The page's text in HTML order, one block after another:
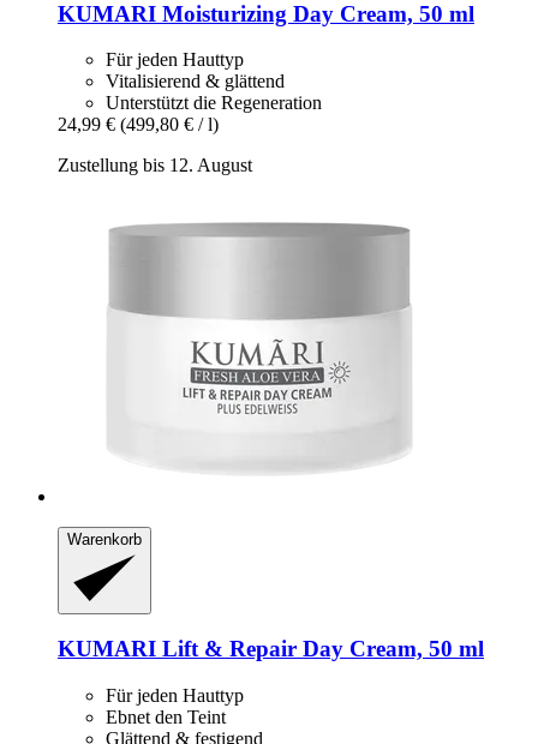
KUMARI Moisturizing Day Cream, 50 ml
Für jeden Hauttyp
Vitalisierend & glättend
Unterstützt die Regeneration
24,99 € (499,80 € / l)
Zustellung bis 12. August
Warenkorb
KUMARI Lift & Repair Day Cream, 50 ml
Für jeden Hauttyp
Ebnet den Teint
Glättend & festigend